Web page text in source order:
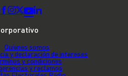
Quienes somos
y declaración de intereses
y condiciones
y reclamos